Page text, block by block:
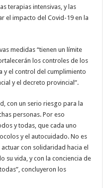
terapias intensivas, y las
el impacto del Covid-19 en la
medidas “tienen un límite
los controles de los
y el control del cumplimiento
y el decreto provincial”.
con un serio riesgo para la
personas. Por eso
y todas, que cada uno
y el autocuidado. No es
con solidaridad hacia el
su vida, y con la conciencia de
concluyeron los